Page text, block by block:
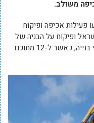
משולב.
פעילות אכיפה ופיקוח
ופיקוח על הבניה של
עיריית מודיעין. בפעילות זו נבדקו 19 אתרי בנייה, כאשר ל-12 מתוכם